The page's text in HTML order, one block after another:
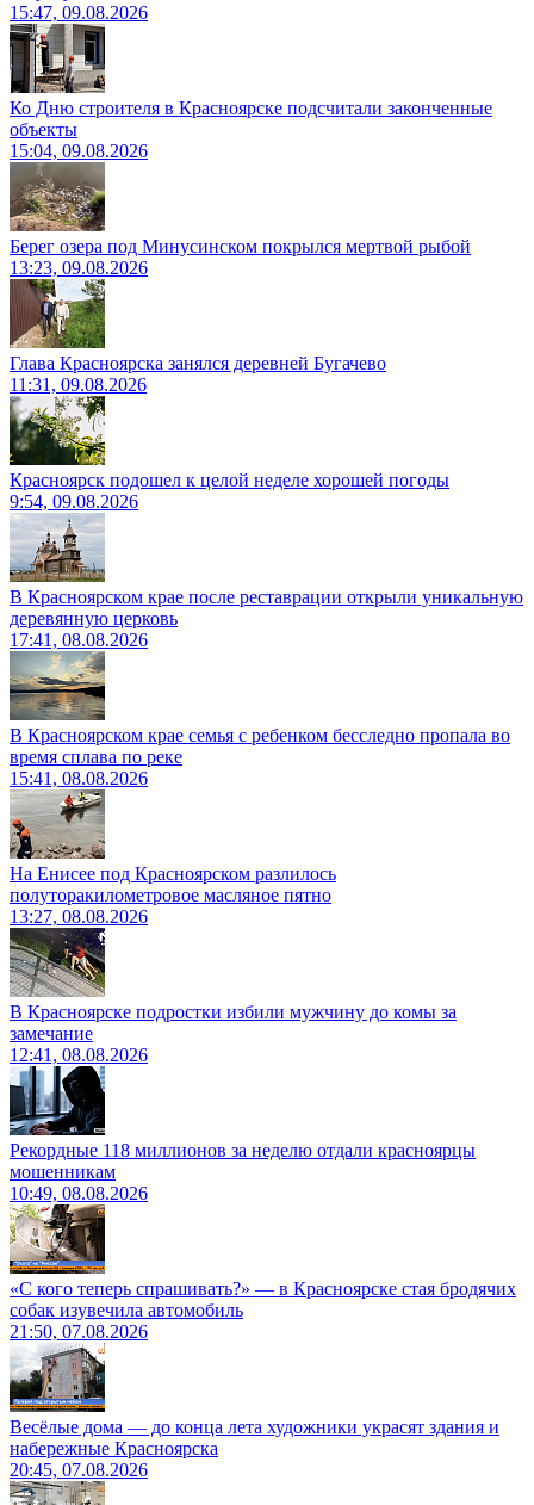
15:47, 09.08.2026
Ко Дню строителя в Красноярске подсчитали законченные
объекты
15:04, 09.08.2026
Берег озера под Минусинском покрылся мертвой рыбой
13:23, 09.08.2026
Глава Красноярска занялся деревней Бугачево
11:31, 09.08.2026
Красноярск подошел к целой неделе хорошей погоды
9:54, 09.08.2026
В Красноярском крае после реставрации открыли уникальную
деревянную церковь
17:41, 08.08.2026
В Красноярском крае семья с ребенком бесследно пропала во
время сплава по реке
15:41, 08.08.2026
На Енисее под Красноярском разлилось
полуторакилометровое масляное пятно
13:27, 08.08.2026
В Красноярске подростки избили мужчину до комы за
замечание
12:41, 08.08.2026
Рекордные 118 миллионов за неделю отдали красноярцы
мошенникам
10:49, 08.08.2026
«С кого теперь спрашивать?» — в Красноярске стая бродячих
собак изувечила автомобиль
21:50, 07.08.2026
Весёлые дома — до конца лета художники украсят здания и
набережные Красноярска
20:45, 07.08.2026